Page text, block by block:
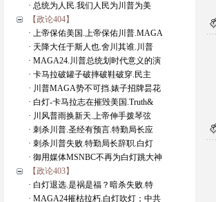
· 总统为人民.我们人民为川普为美
【政论404】
· 上帝保佑美国.上帝保佑川普.MAGA
· 天降大任于斯人也.舍川其谁.川普
· MAGA24.川普总统划时代意义的演
· 卡马拉破罐子破摔破鞋破穿.民主
· 川普MAGA势不可挡.婊子招牌昙花
· 白灯-卡马拉志在摧毁美国.Truth&
· 川风普雨换新天.上帝伸手拨琴弦
· 刺杀川普.圣经有预言.特勤局长应
· 刺杀川普失败.特勤局长辞职.白灯
· 御用媒体MSNBC不再为白灯跳大神
【政论403】
· 白灯退选.是祸是福？暗杀失败.特
· MAGA24摧枯拉朽.白灯吹灯；中共